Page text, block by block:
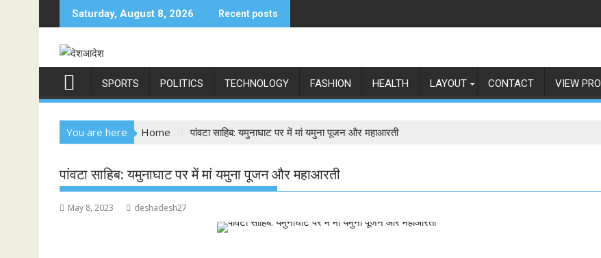
to
Saturday, August 8, 2026 Recent posts
SPORTS POLITICS TECHNOLOGY FASHION HEALTH LAYOUT CONTACT VIEW PRO
You are here Home पांवटा साहिब: यमुनाघाट पर में मां यमुना पूजन और महाआरती
पांवटा साहिब: यमुनाघाट पर में मां यमुना पूजन और महाआरती
May 8, 2023 deshadesh27